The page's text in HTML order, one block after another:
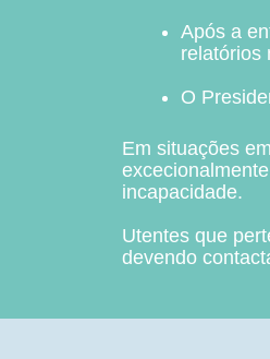
Após a
relatórios
O
Em situações
incapacidade.
Utentes que
devendo